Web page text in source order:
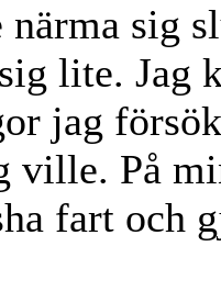
sig
lite. Jag
jag
ville. På
fart och